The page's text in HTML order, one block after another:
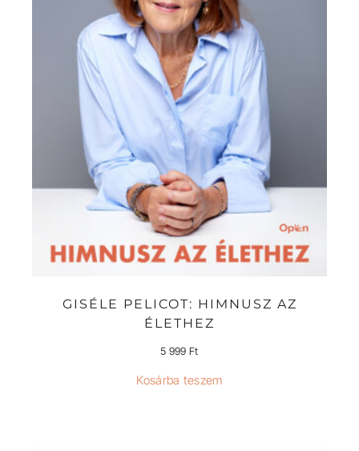
GISÉLE PELICOT: HIMNUSZ AZ
ÉLETHEZ
5 999 Ft
Kosárba teszem